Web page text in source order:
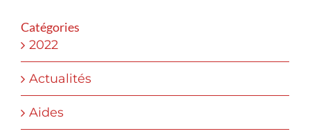
Catégories
2022
Actualités
Aides